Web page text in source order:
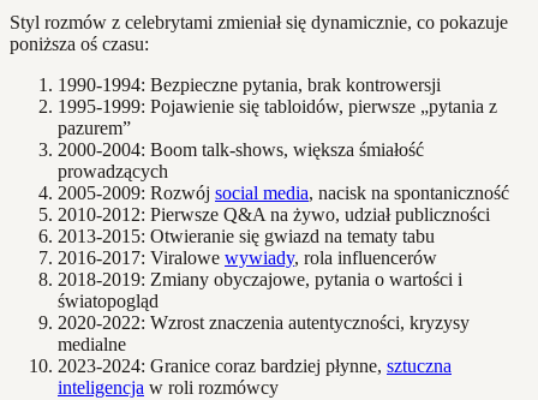
Styl rozmów z celebrytami zmieniał się dynamicznie, co pokazuje
poniższa oś czasu:
1990-1994: Bezpieczne pytania, brak kontrowersji
1995-1999: Pojawienie się tabloidów, pierwsze „pytania z
pazurem”
2000-2004: Boom talk-shows, większa śmiałość
prowadzących
2005-2009: Rozwój social media, nacisk na spontaniczność
2010-2012: Pierwsze Q&A na żywo, udział publiczności
2013-2015: Otwieranie się gwiazd na tematy tabu
2016-2017: Viralowe wywiady, rola influencerów
2018-2019: Zmiany obyczajowe, pytania o wartości i
światopogląd
2020-2022: Wzrost znaczenia autentyczności, kryzysy
medialne
2023-2024: Granice coraz bardziej płynne, sztuczna
inteligencja w roli rozmówcy